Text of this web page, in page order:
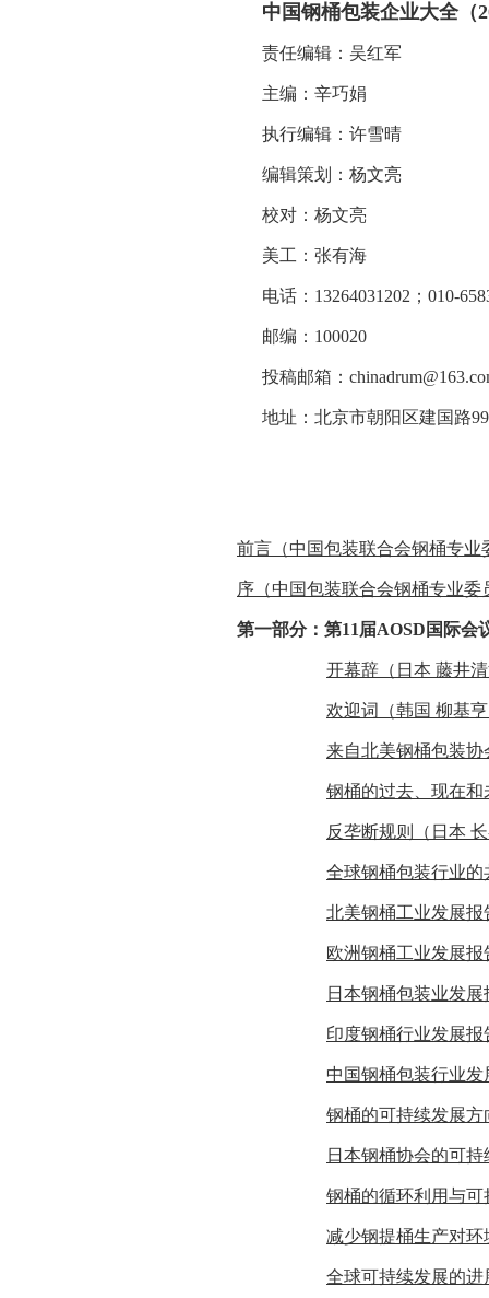
中国钢桶包装企业大全（
责任编辑：吴红军
主编：辛巧娟
执行编辑：许雪晴
编辑策划：杨文亮
校对：杨文亮
美工：张有海
电话：13264031202；010-
邮编：100020
投稿邮箱：
地址：北京市朝阳区建国路
前言（中国包装联合会钢桶专业
序（中国包装联合会钢桶专业
第一部分：第11届AOSD国际会
开幕辞（日本 藤井
欢迎词（韩国 柳基
来自北美钢桶包装协
钢桶的过去、现在和
反垄断规则（日本
全球钢桶包装行业
北美钢桶工业发展报
欧洲钢桶工业发展
日本钢桶包装业发
印度钢桶行业发展报
中国钢桶包装行业
钢桶的可持续发展
日本钢桶协会的可
钢桶的循环利用与
减少钢提桶生产对
全球可持续发展的